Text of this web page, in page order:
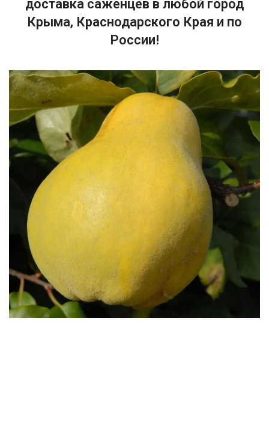
доставка саженцев в любой город
Крыма, Краснодарского Края и по
России!